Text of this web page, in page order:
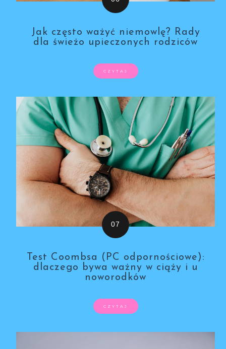
Jak często ważyć niemowlę? Rady
dla świeżo upieczonych rodziców
CZYTAJ
Test Coombsa (PC odpornościowe):
dlaczego bywa ważny w ciąży i u
noworodków
CZYTAJ